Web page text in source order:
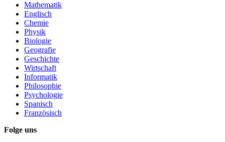
Mathematik
Englisch
Chemie
Physik
Biologie
Geografie
Geschichte
Wirtschaft
Informatik
Philosophie
Psychologie
Spanisch
Französisch
Folge uns